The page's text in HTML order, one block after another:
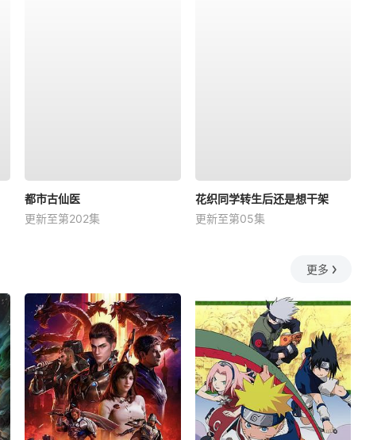
都市古仙医
更新至第202集
花织同学转生后还是想干架
更新至第05集
更多